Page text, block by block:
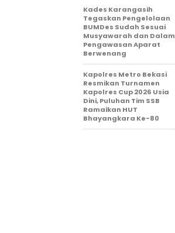
Kades Karangasih
Tegaskan Pengelolaan
BUMDes Sudah Sesuai
Musyawarah dan Dalam
Pengawasan Aparat
Berwenang
Kapolres Metro Bekasi
Resmikan Turnamen
Kapolres Cup 2026 Usia
Dini, Puluhan Tim SSB
Ramaikan HUT
Bhayangkara Ke-80